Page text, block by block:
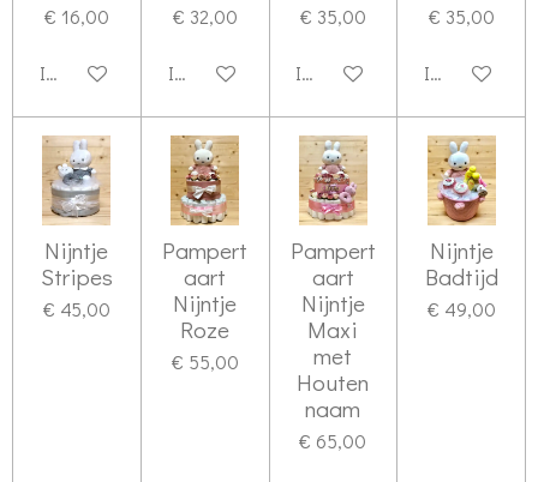
€ 16,00
In winkelwagen
€ 32,00
In winkelwagen
€ 35,00
In winkelwagen
€ 35,00
In
Nijntje
Stripes
€ 45,00
Pampert
aart
Nijntje
Roze
€ 55,00
Pampert
aart
Nijntje
Maxi
met
Houten
naam
€ 65,00
Nijntje
Badtijd
€ 49,00